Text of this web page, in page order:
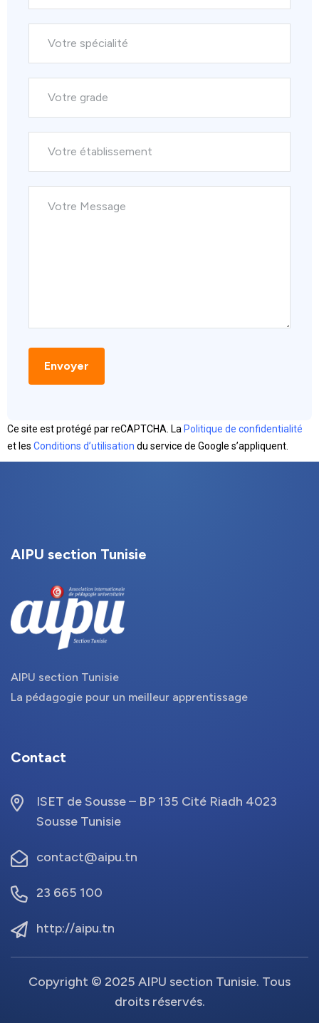
Ce site est protégé par reCAPTCHA. La Politique de confidentialité
et les Conditions d’utilisation du service de Google s’appliquent.
AIPU section Tunisie
AIPU section Tunisie
La pédagogie pour un meilleur apprentissage
Contact
ISET de Sousse – BP 135 Cité Riadh 4023
Sousse Tunisie
contact@aipu.tn
23 665 100
http://aipu.tn
Copyright © 2025 AIPU section Tunisie. Tous
droits réservés.